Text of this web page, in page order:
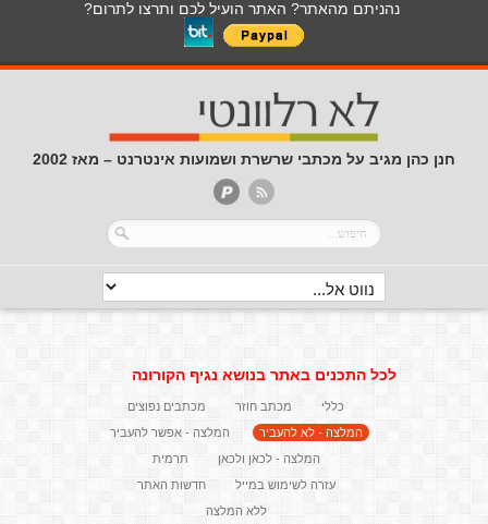
נהניתם מהאתר? האתר הועיל לכם ותרצו לתרום?
חנן כהן מגיב על מכתבי שרשרת ושמועות אינטרנט – מאז 2002
לכל התכנים באתר בנושא נגיף הקורונה
כללי מכתב חוזר
מכתבים נפוצים
המלצה - לא להעביר
המלצה - אפשר להעביר
המלצה - לכאן ולכאן
תרמית
עזרה לשימוש במייל
חדשות האתר
ללא המלצה